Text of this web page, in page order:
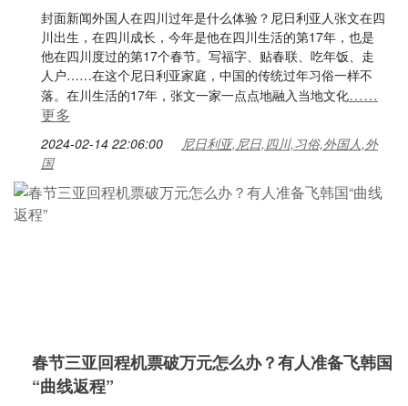
封面新闻外国人在四川过年是什么体验？尼日利亚人张文在四
川出生，在四川成长，今年是他在四川生活的第17年，也是
他在四川度过的第17个春节。写福字、贴春联、吃年饭、走
人户……在这个尼日利亚家庭，中国的传统过年习俗一样不
落。在川生活的17年，张文一家一点点地融入当地文化……
更多
2024-02-14 22:06:00
尼日利亚,尼日,四川,习俗,外国人,外
国
春节三亚回程机票破万元怎么办？有人准备飞韩国
“曲线返程”